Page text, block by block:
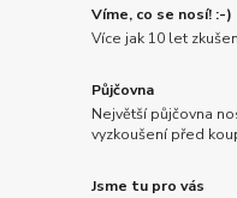
Víme, co se nosí! :-)
Více jak 10 let
Půjčovna
Největší půjčovna
vyzkoušení před
Jsme tu pro vás